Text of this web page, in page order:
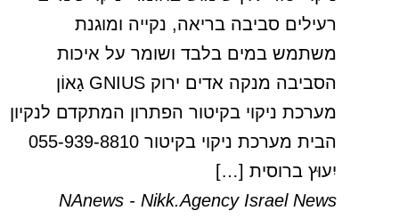
רעילים סביבה בריאה, נקייה ומוגנת
משתמש במים בלבד ושומר על איכות
הסביבה מנקה אדים ירוק GNIUS גָאוֹן
מערכת ניקוי בקיטור הפתרון המתקדם לנקיון
הבית מערכת ניקוי בקיטור 055-939-8810
יִעוּץ ברוסית […]
NAnews - Nikk.Agency Israel News